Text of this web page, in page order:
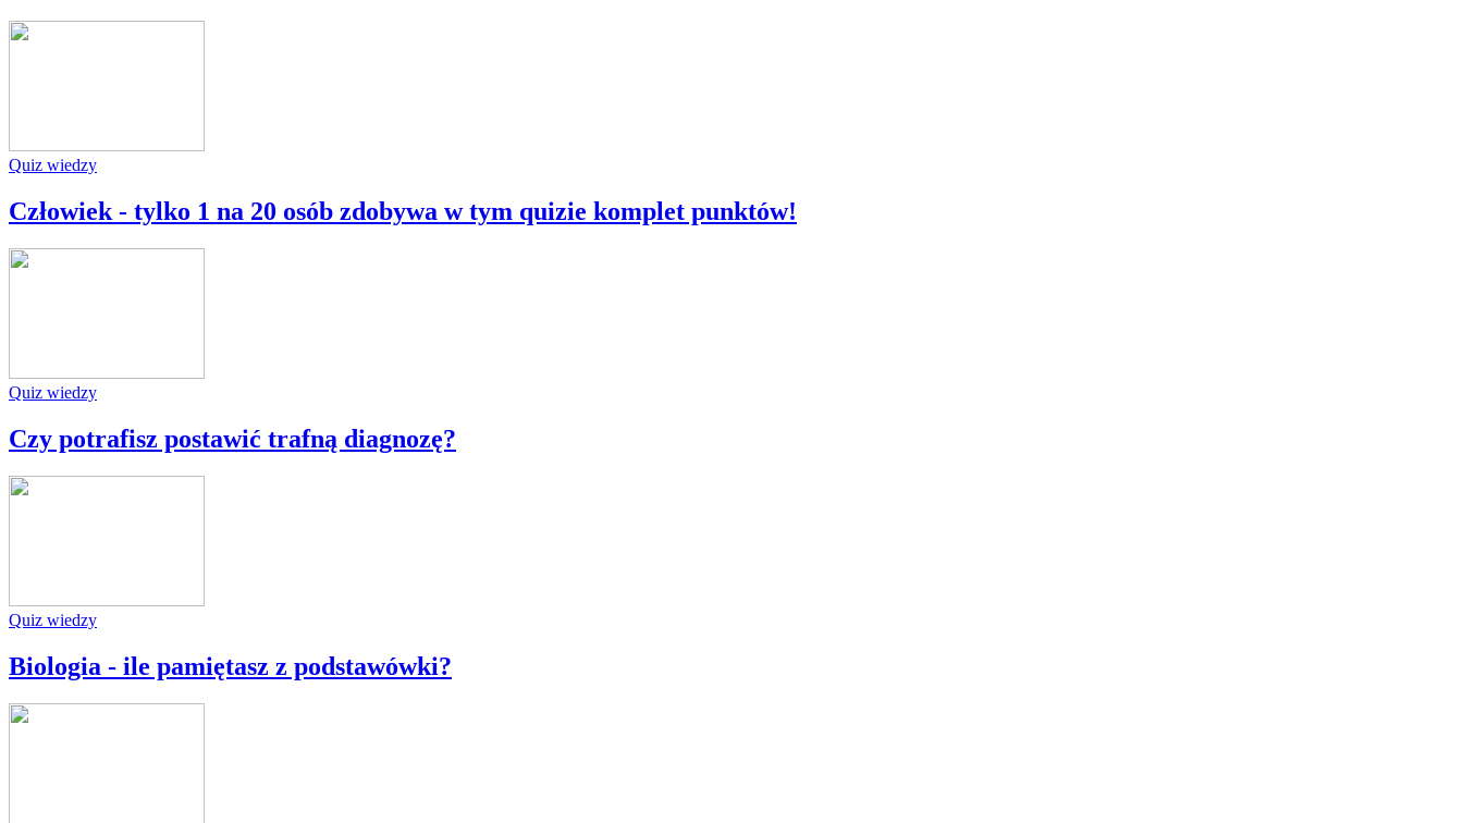
Quiz wiedzy
Człowiek - tylko 1 na 20 osób zdobywa w tym quizie komplet punktów!
Quiz wiedzy
Czy potrafisz postawić trafną diagnozę?
Quiz wiedzy
Biologia - ile pamiętasz z podstawówki?